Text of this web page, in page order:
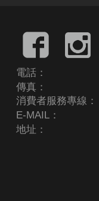
電話：
傳真：
消費者服務專線：
E-MAIL：
地址：